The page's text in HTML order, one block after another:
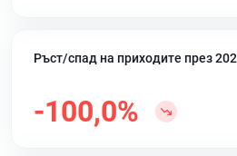
Ръст/спад на приходите през
-100,0%